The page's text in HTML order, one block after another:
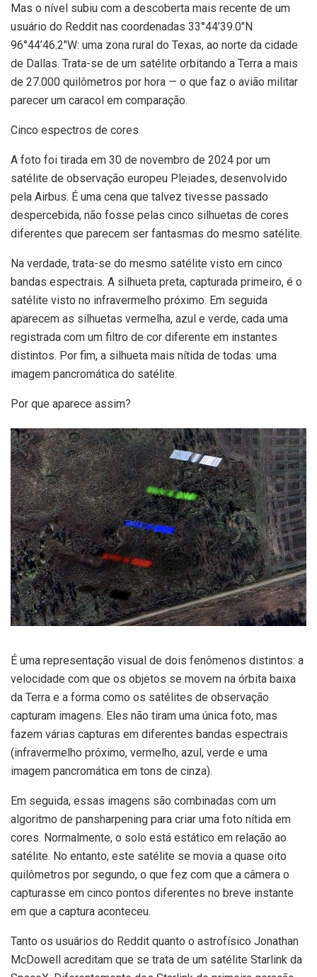
Mas o nível subiu com a descoberta mais recente de um
usuário do Reddit nas coordenadas 33°44’39.0″N
96°44’46.2″W: uma zona rural do Texas, ao norte da cidade
de Dallas. Trata-se de um satélite orbitando a Terra a mais
de 27.000 quilômetros por hora — o que faz o avião militar
parecer um caracol em comparação.
Cinco espectros de cores
A foto foi tirada em 30 de novembro de 2024 por um
satélite de observação europeu Pleiades, desenvolvido
pela Airbus. É uma cena que talvez tivesse passado
despercebida, não fosse pelas cinco silhuetas de cores
diferentes que parecem ser fantasmas do mesmo satélite.
Na verdade, trata-se do mesmo satélite visto em cinco
bandas espectrais. A silhueta preta, capturada primeiro, é o
satélite visto no infravermelho próximo. Em seguida
aparecem as silhuetas vermelha, azul e verde, cada uma
registrada com um filtro de cor diferente em instantes
distintos. Por fim, a silhueta mais nítida de todas: uma
imagem pancromática do satélite.
Por que aparece assim?
É uma representação visual de dois fenômenos distintos: a
velocidade com que os objetos se movem na órbita baixa
da Terra e a forma como os satélites de observação
capturam imagens. Eles não tiram uma única foto, mas
fazem várias capturas em diferentes bandas espectrais
(infravermelho próximo, vermelho, azul, verde e uma
imagem pancromática em tons de cinza).
Em seguida, essas imagens são combinadas com um
algoritmo de pansharpening para criar uma foto nítida em
cores. Normalmente, o solo está estático em relação ao
satélite. No entanto, este satélite se movia a quase oito
quilômetros por segundo, o que fez com que a câmera o
capturasse em cinco pontos diferentes no breve instante
em que a captura aconteceu.
Tanto os usuários do Reddit quanto o astrofísico Jonathan
McDowell acreditam que se trata de um satélite Starlink da